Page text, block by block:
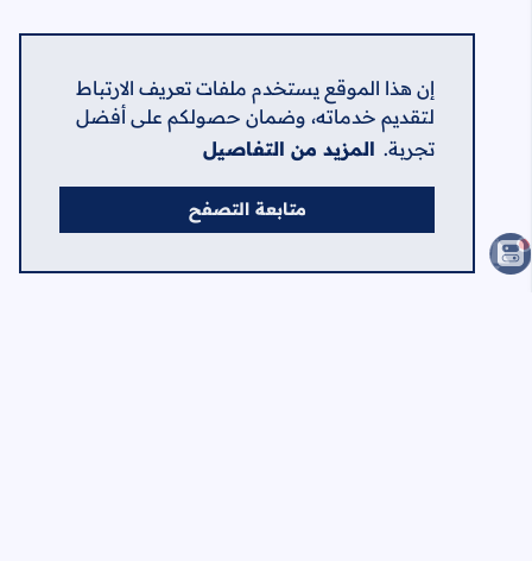
إن هذا الموقع يستخدم ملفات تعريف الارتباط
لتقديم خدماته، وضمان حصولكم على أفضل
تجربة. المزيد من التفاصيل
متابعة التصفح